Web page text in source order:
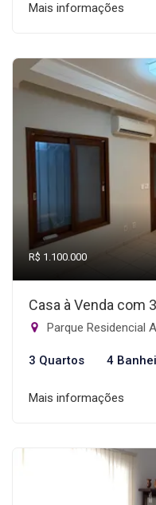
Mais informações
R$ 1.100.000
Casa à Venda com
Parque Residencial
3 Quartos 4
Mais informações